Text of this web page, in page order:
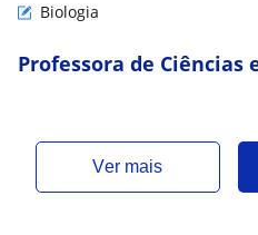
Biologia
Professora de Ciências
ver mais